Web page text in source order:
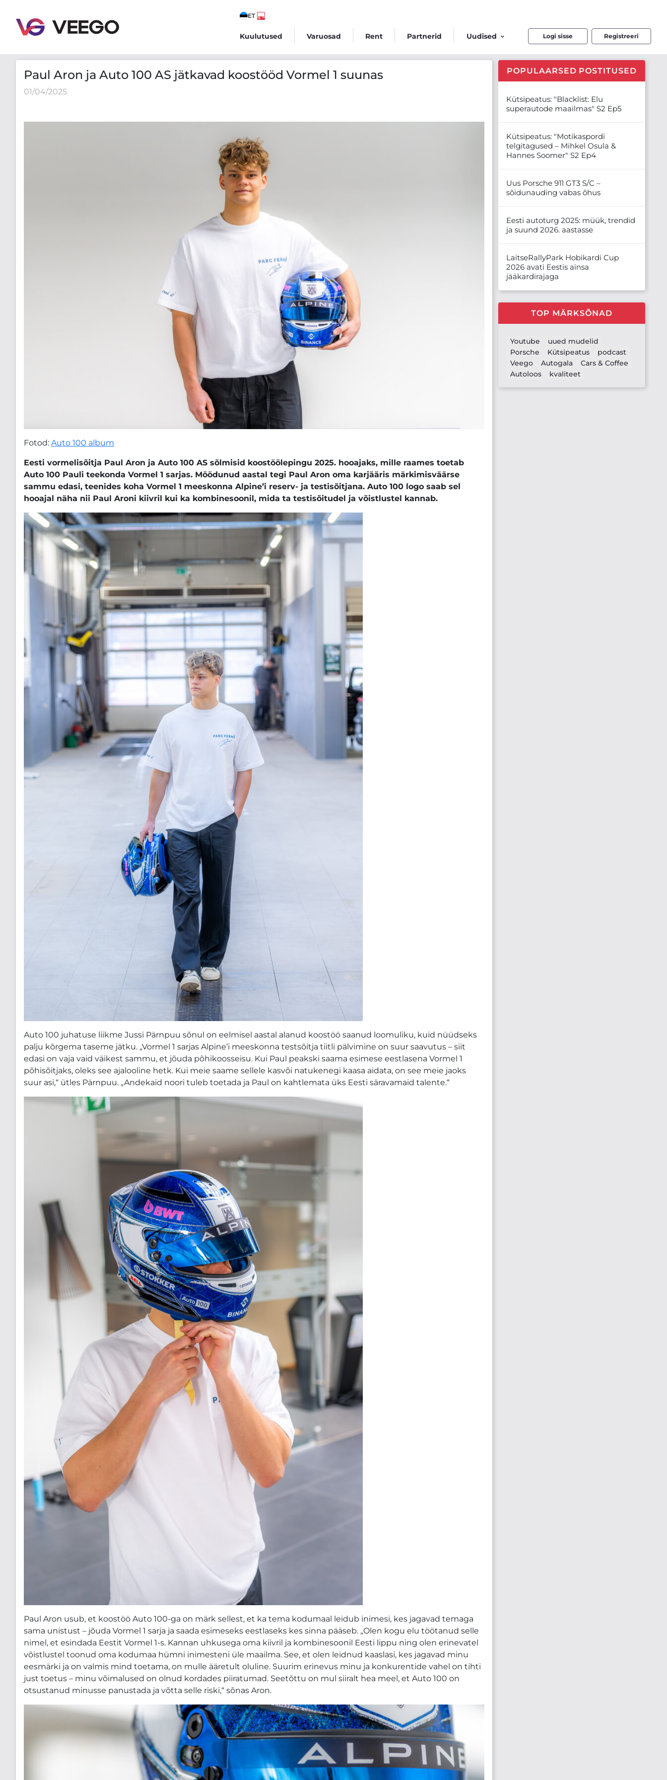
ET
Kuulutused Varuosad Rent Partnerid Uudised Logi sisse Registreeri
Paul Aron ja Auto 100 AS jätkavad koostööd Vormel 1 suunas
Paul Aron ja Auto 100 AS jätkavad koostööd Vormel 1 suunas
01/04/2025
Fotod: Auto 100 album
Eesti vormelisõitja Paul Aron ja Auto 100 AS sõlmisid koostöölepingu 2025. hooajaks, mille raames toetab
Auto 100 Pauli teekonda Vormel 1 sarjas. Möödunud aastal tegi Paul Aron oma karjääris märkimisväärse
sammu edasi, teenides koha Vormel 1 meeskonna Alpine’i reserv- ja testisõitjana. Auto 100 logo saab sel
hooajal näha nii Paul Aroni kiivril kui ka kombinesoonil, mida ta testisõitudel ja võistlustel kannab.
Auto 100 juhatuse liikme Jussi Pärnpuu sõnul on eelmisel aastal alanud koostöö saanud loomuliku, kuid nüüdseks
palju kõrgema taseme jätku. „Vormel 1 sarjas Alpine’i meeskonna testsõitja tiitli pälvimine on suur saavutus – siit
edasi on vaja vaid väikest sammu, et jõuda põhikoosseisu. Kui Paul peakski saama esimese eestlasena Vormel 1
põhisõitjaks, oleks see ajalooline hetk. Kui meie saame sellele kasvõi natukenegi kaasa aidata, on see meie jaoks
suur asi,“ ütles Pärnpuu. „Andekaid noori tuleb toetada ja Paul on kahtlemata üks Eesti säravamaid talente.“
Paul Aron usub, et koostöö Auto 100-ga on märk sellest, et ka tema kodumaal leidub inimesi, kes jagavad temaga
sama unistust – jõuda Vormel 1 sarja ja saada esimeseks eestlaseks kes sinna pääseb. „Olen kogu elu töötanud selle
nimel, et esindada Eestit Vormel 1-s. Kannan uhkusega oma kiivril ja kombinesoonil Eesti lippu ning olen erinevatel
võistlustel toonud oma kodumaa hümni inimesteni üle maailma. See, et olen leidnud kaaslasi, kes jagavad minu
eesmärki ja on valmis mind toetama, on mulle ääretult oluline. Suurim erinevus minu ja konkurentide vahel on tihti
just toetus – minu võimalused on olnud kordades piiratumad. Seetõttu on mul siiralt hea meel, et Auto 100 on
otsustanud minusse panustada ja võtta selle riski,“ sõnas Aron.
POPULAARSED POSTITUSED
Kütsipeatus: "Blacklist: Elu
superautode maailmas" S2 Ep5
Kütsipeatus: "Motikaspordi
telgitagused – Mihkel Osula &
Hannes Soomer" S2 Ep4
Uus Porsche 911 GT3 S/C –
sõidunauding vabas õhus
Eesti autoturg 2025: müük, trendid
ja suund 2026. aastasse
LaitseRallyPark Hobikardi Cup
2026 avati Eestis ainsa
jääkardirajaga
TOP MÄRKSÕNAD
Youtube
uued mudelid
Porsche
Kütsipeatus
podcast
Veego
Autogala
Cars & Coffee
Autoloos
kvaliteet